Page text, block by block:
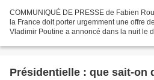
COMMUNIQUÉ DE PRESSE de Fabien
la France doit porter urgemment une offre
Vladimir Poutine a annoncé dans la nuit le
Présidentielle : que sait-on